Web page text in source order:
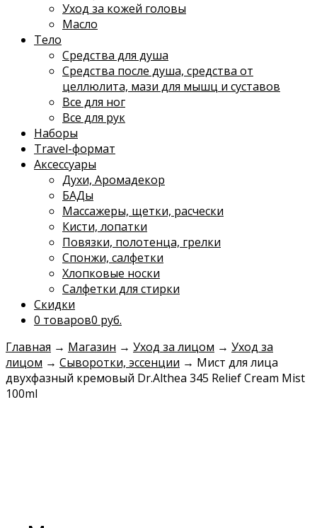
Уход за кожей головы
Масло
Тело
Средства для душа
Средства после душа, средства от
целлюлита, мази для мышц и суставов
Все для ног
Все для рук
Наборы
Travel-формат
Аксессуары
Духи, Аромадекор
БАДы
Массажеры, щетки, расчески
Кисти, лопатки
Повязки, полотенца, грелки
Спонжи, салфетки
Хлопковые носки
Салфетки для стирки
Скидки
0 товаров0 руб.
Главная → Магазин → Уход за лицом → Уход за
лицом → Сыворотки, эссенции → Мист для лица
двухфазный кремовый Dr.Althea 345 Relief Cream Mist
100ml